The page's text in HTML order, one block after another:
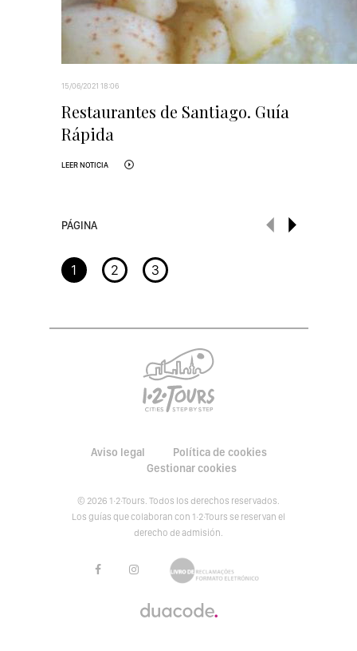
15/06/2021 18:06
Restaurantes de Santiago. Guía
Rápida
LEER NOTICIA
PÁGINA
1 2 3
Aviso legal
Política de cookies
Gestionar cookies
© 2026 1·2·Tours. Todos los derechos reservados.
Los guías que colaboran con 1·2·Tours se reservan el
derecho de admisión.